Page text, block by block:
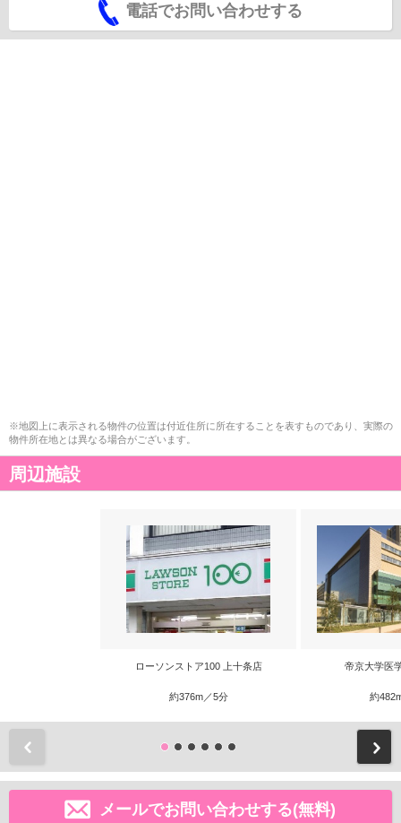
電話でお問い合わせする
※地図上に表示される物件の位置は付近住所に所在することを表すものであり、実際の
物件所在地とは異なる場合がございます。
周辺施設
ローソンストア100 上十条店
約376m／5分
帝京大学医
約
メールでお問い合わせする(無料)